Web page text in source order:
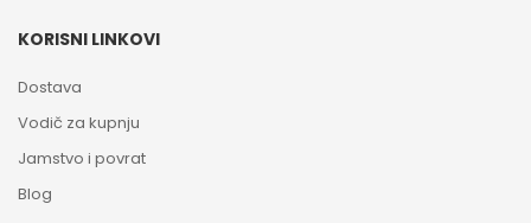
KORISNI LINKOVI
Dostava
Vodič za kupnju
Jamstvo i povrat
Blog